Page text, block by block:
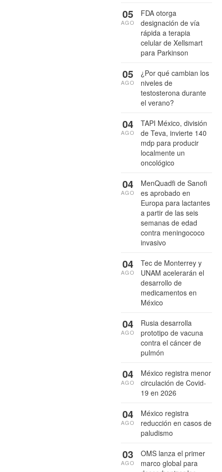
FDA otorga
designación de vía
rápida a terapia
celular de Xellsmart
para Parkinson
05
AGO
¿Por qué cambian los
niveles de
testosterona durante
el verano?
05
AGO
TAPI México, división
de Teva, invierte 140
mdp para producir
localmente un
oncológico
04
AGO
MenQuadfi de Sanofi
es aprobado en
Europa para lactantes
a partir de las seis
semanas de edad
contra meningococo
invasivo
04
AGO
Tec de Monterrey y
UNAM acelerarán el
desarrollo de
medicamentos en
México
04
AGO
Rusia desarrolla
prototipo de vacuna
contra el cáncer de
pulmón
04
AGO
México registra menor
circulación de Covid-
19 en 2026
04
AGO
México registra
reducción en casos de
paludismo
04
AGO
OMS lanza el primer
marco global para
03
AGO